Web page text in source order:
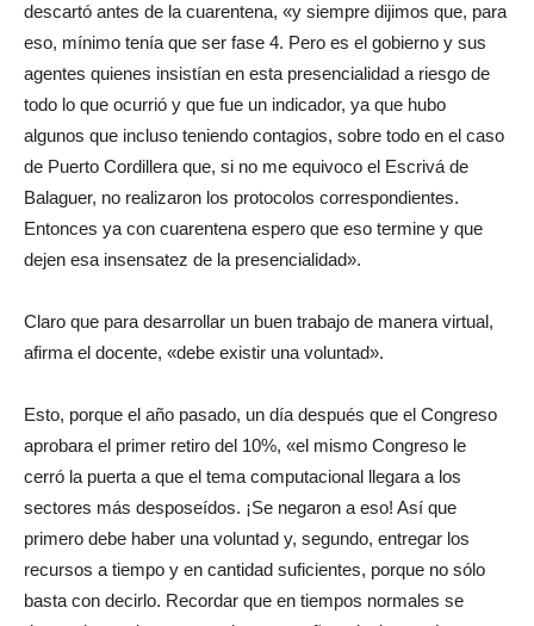
descartó antes de la cuarentena, «y siempre dijimos que, para
eso, mínimo tenía que ser fase 4. Pero es el gobierno y sus
agentes quienes insistían en esta presencialidad a riesgo de
todo lo que ocurrió y que fue un indicador, ya que hubo
algunos que incluso teniendo contagios, sobre todo en el caso
de Puerto Cordillera que, si no me equivoco el Escrivá de
Balaguer, no realizaron los protocolos correspondientes.
Entonces ya con cuarentena espero que eso termine y que
dejen esa insensatez de la presencialidad».
Claro que para desarrollar un buen trabajo de manera virtual,
afirma el docente, «debe existir una voluntad».
Esto, porque el año pasado, un día después que el Congreso
aprobara el primer retiro del 10%, «el mismo Congreso le
cerró la puerta a que el tema computacional llegara a los
sectores más desposeídos. ¡Se negaron a eso! Así que
primero debe haber una voluntad y, segundo, entregar los
recursos a tiempo y en cantidad suficientes, porque no sólo
basta con decirlo. Recordar que en tiempos normales se